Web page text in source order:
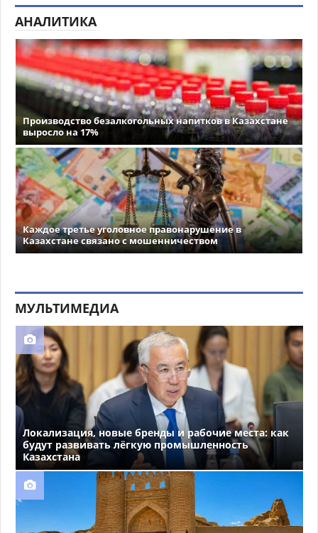
АНАЛИТИКА
Производство безалкогольных напитков в Казахстане
выросло на 17%
Каждое третье уголовное правонарушение в
Казахстане связано с мошенничеством
МУЛЬТИМЕДИА
Локализация, новые бренды и рабочие места: как
будут развивать лёгкую промышленность
Казахстана